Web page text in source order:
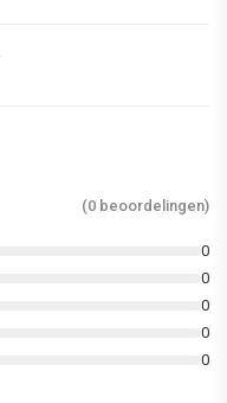
(0 beoordelingen)
0
0
0
0
0